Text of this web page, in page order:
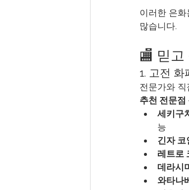
이러한 은
많습니다.
🏬 믿고
1. 고전
전문가와
추천 전문점
세키구
능
긴자 코
레트로
데라시
와타나